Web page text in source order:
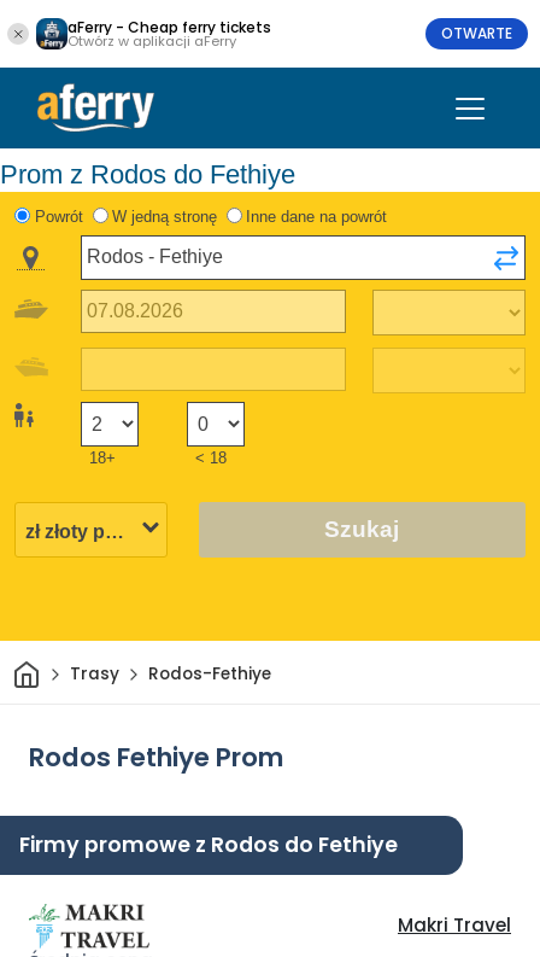
aFerry - Cheap ferry tickets
Otwórz w aplikacji aFerry OTWARTE
Prom z Rodos do Fethiye
Powrót W jedną stronę Inne dane na powrót
18+ < 18
Szukaj
DomTrasy Rodos-Fethiye
Rodos Fethiye Prom
Firmy promowe z Rodos do Fethiye
Makri Travel